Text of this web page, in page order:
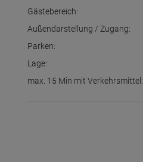
Gästebereich:
Außendarstellung / Zugang:
Parken:
Lage:
max. 15 Min mit Verkehrsmittel: